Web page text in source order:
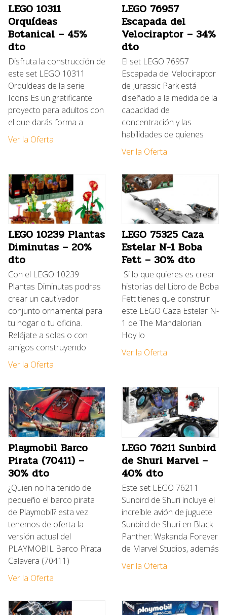
LEGO 10311
Orquídeas
Botanical – 45%
dto
Disfruta la construcción de
este set LEGO 10311
Orquídeas de la serie
Icons Es un gratificante
proyecto para adultos con
el que darás forma a
Ver la Oferta
LEGO 76957
Escapada del
Velociraptor – 34%
dto
El set LEGO 76957
Escapada del Velociraptor
de Jurassic Park está
diseñado a la medida de la
capacidad de
concentración y las
habilidades de quienes
Ver la Oferta
LEGO 10239 Plantas
Diminutas – 20%
dto
Con el LEGO 10239
Plantas Diminutas podras
crear un cautivador
conjunto ornamental para
tu hogar o tu oficina.
Relájate a solas o con
amigos construyendo
Ver la Oferta
LEGO 75325 Caza
Estelar N-1 Boba
Fett – 30% dto
Si lo que quieres es crear
historias del Libro de Boba
Fett tienes que construir
este LEGO Caza Estelar N-
1 de The Mandalorian.
Hoy lo
Ver la Oferta
Playmobil Barco
Pirata (70411) –
30% dto
¿Quien no ha tenido de
pequeño el barco pirata
de Playmobil? esta vez
tenemos de oferta la
versión actual del
PLAYMOBIL Barco Pirata
Calavera (70411)
Ver la Oferta
LEGO 76211 Sunbird
de Shuri Marvel –
40% dto
Este set LEGO 76211
Sunbird de Shuri incluye el
increíble avión de juguete
Sunbird de Shuri en Black
Panther: Wakanda Forever
de Marvel Studios, además
Ver la Oferta